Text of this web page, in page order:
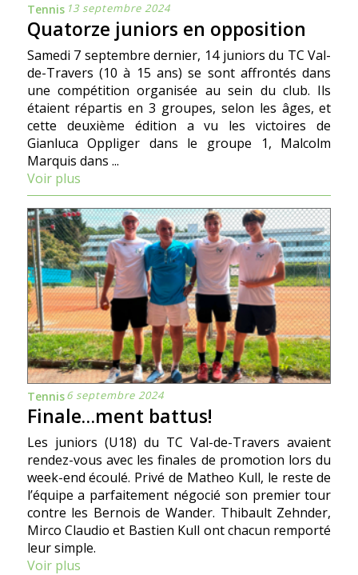
Tennis 13 septembre 2024
Quatorze juniors en opposition
Samedi 7 septembre dernier, 14 juniors du TC Val-
de-Travers (10 à 15 ans) se sont affrontés dans
une compétition organisée au sein du club. Ils
étaient répartis en 3 groupes, selon les âges, et
cette deuxième édition a vu les victoires de
Gianluca Oppliger dans le groupe 1, Malcolm
Marquis dans ...
Voir plus
Tennis6 septembre 2024
Finale…ment battus!
Les juniors (U18) du TC Val-de-Travers avaient
rendez-vous avec les finales de promotion lors du
week-end écoulé. Privé de Matheo Kull, le reste de
l’équipe a parfaitement négocié son premier tour
contre les Bernois de Wander. Thibault Zehnder,
Mirco Claudio et Bastien Kull ont chacun remporté
leur simple.
Voir plus